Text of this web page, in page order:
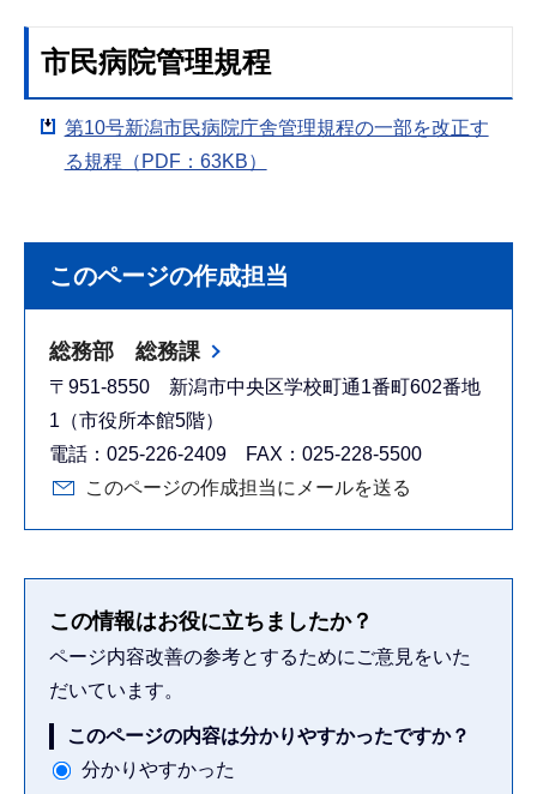
市民病院管理規程
第10号新潟市民病院庁舎管理規程の一部を改正す
る規程（PDF：63KB）
このページの作成担当
総務部 総務課
〒951-8550 新潟市中央区学校町通1番町602番地
1（市役所本館5階）
電話：025-226-2409 FAX：025-228-5500
このページの作成担当にメールを送る
この情報はお役に立ちましたか？
ページ内容改善の参考とするためにご意見をいた
だいています。
このページの内容は分かりやすかったですか？
分かりやすかった